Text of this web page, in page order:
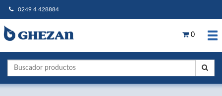
0249 4 428884
0